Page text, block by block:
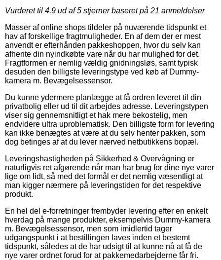
Vurderet til 4.9 ud af 5 stjerner baseret på 21 anmeldelser
Masser af online shops tildeler på nuværende tidspunkt et
hav af forskellige fragtmuligheder. En af dem der er mest
anvendt er efterhånden pakkeshoppen, hvor du selv kan
afhente din nyindkøbte vare når du har mulighed for det.
Fragtformen er nemlig vældig gnidningsløs, samt typisk
desuden den billigste leveringstype ved køb af Dummy-
kamera m. Bevægelsessensor.
Du kunne ydermere planlægge at få ordren leveret til din
privatbolig eller ud til dit arbejdes adresse. Leveringstypen
viser sig gennemsnitligt et hak mere bekostelig, men
endvidere ultra uproblematisk. Den billigste form for levering
kan ikke benægtes at være at du selv henter pakken, som
dog betinges af at du lever nærved netbutikkens bopæl.
Leveringshastigheden på Sikkerhed & Overvågning er
naturligvis ret afgørende når man har brug for dine nye varer
lige om lidt, så med det formål er det nemlig væsentligt at
man kigger nærmere på leveringstiden for det respektive
produkt.
En hel del e-forretninger frembyder levering efter en enkelt
hverdag på mange produkter, eksempelvis Dummy-kamera
m. Bevægelsessensor, men som imidlertid tager
udgangspunkt i at bestillingen laves inden et bestemt
tidspunkt, således at de har udsigt til at kunne nå at få de
nye varer ordnet forud for at pakkemedarbejderne får fri.